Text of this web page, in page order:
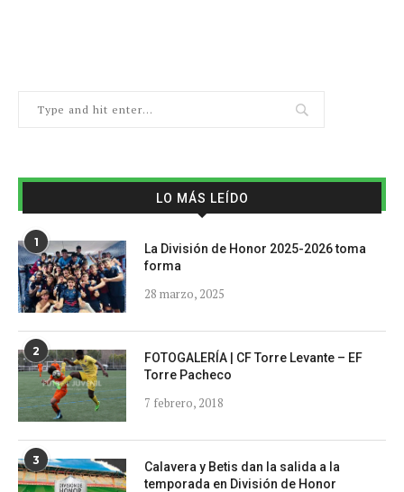
LO MÁS LEÍDO
1
La División de Honor 2025-2026 toma
forma
28 marzo, 2025
2
FOTOGALERÍA | CF Torre Levante – EF
Torre Pacheco
7 febrero, 2018
3
Calavera y Betis dan la salida a la
temporada en División de Honor